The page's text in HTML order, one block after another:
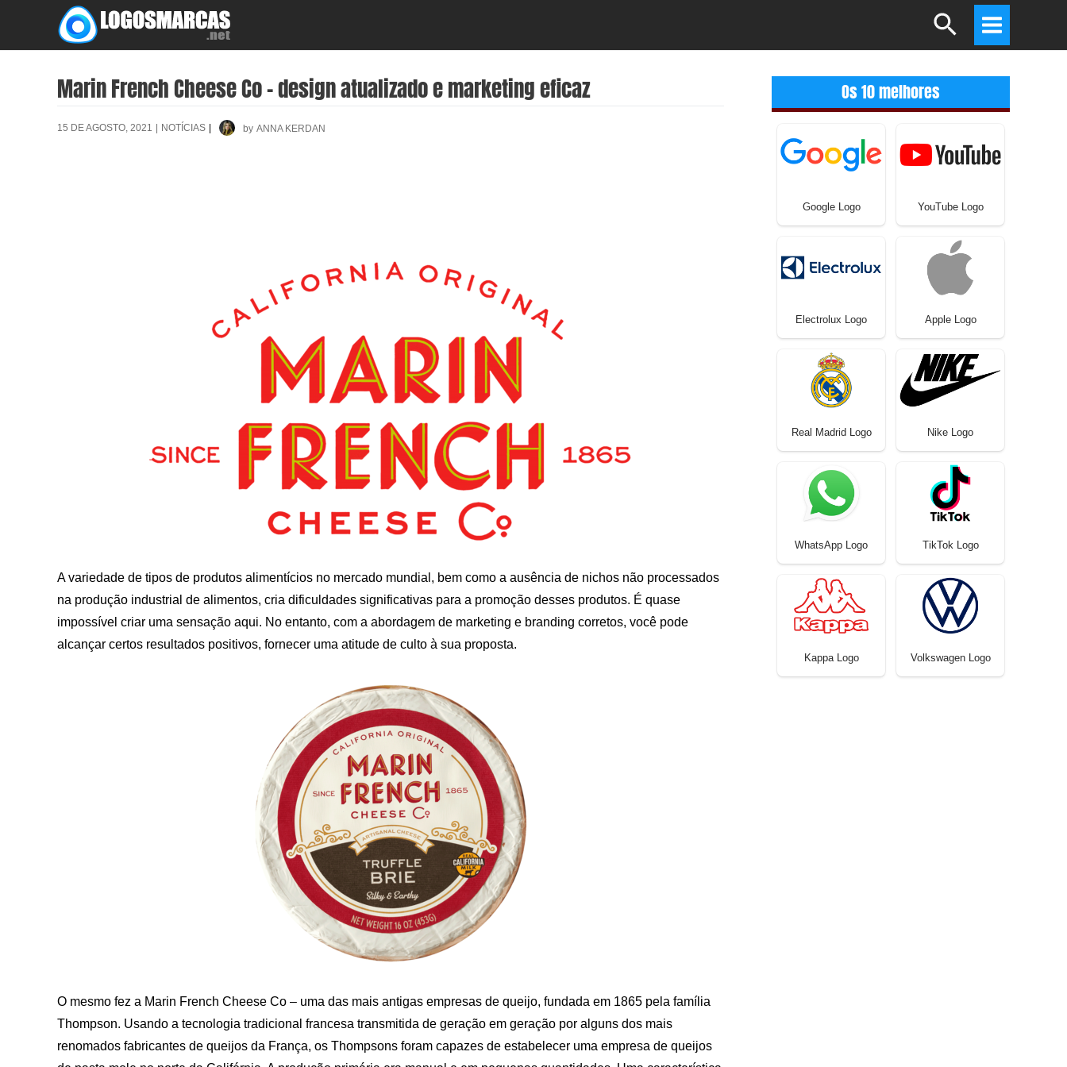
content
Search
Main
Menu
Marin French Cheese Co – design atualizado e marketing eficaz
15 DE AGOSTO, 2021 | NOTÍCIAS | by ANNA KERDAN
A variedade de tipos de produtos alimentícios no mercado mundial, bem como a ausência de nichos não processados ​​
na produção industrial de alimentos, cria dificuldades significativas para a promoção desses produtos. É quase
impossível criar uma sensação aqui. No entanto, com a abordagem de marketing e branding corretos, você pode
alcançar certos resultados positivos, fornecer uma atitude de culto à sua proposta.
O mesmo fez a Marin French Cheese Co – uma das mais antigas empresas de queijo, fundada em 1865 pela família
Thompson. Usando a tecnologia tradicional francesa transmitida de geração em geração por alguns dos mais
renomados fabricantes de queijos da França, os Thompsons foram capazes de estabelecer uma empresa de queijos
Os 10 melhores
Google Logo YouTube Logo
Electrolux Logo Apple Logo
Real Madrid Logo Nike Logo
WhatsApp Logo TikTok Logo
Kappa Logo Volkswagen Logo